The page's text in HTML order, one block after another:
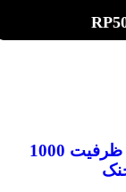
روتس بوستر وکیوم گیو مدل GV1000 – ظرفیت 1000